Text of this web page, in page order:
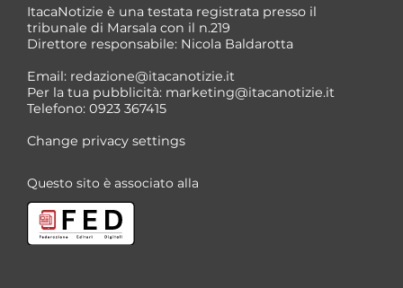
*
ItacaNotizie è una testata registrata presso il
tribunale di Marsala con il n.219
Direttore responsabile: Nicola Baldarotta
Email: redazione@itacanotizie.it
Per la tua pubblicità: marketing@itacanotizie.it
Telefono: 0923 367415
Change privacy settings
Questo sito è associato alla